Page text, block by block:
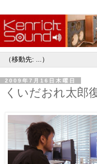
2009年7月16日木曜日
くいだおれ太郎